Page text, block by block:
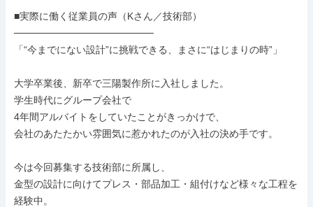
■実際に働く従業員の声（Kさん／技術部）
────────────────────
「“今までにない設計”に挑戦できる、まさに“はじまりの時”」
大学卒業後、新卒で三陽製作所に入社しました。
学生時代にグループ会社で
4年間アルバイトをしていたことがきっかけで、
会社のあたたかい雰囲気に惹かれたのが入社の決め手です。
今は今回募集する技術部に所属し、
金型の設計に向けてプレス・部品加工・組付けなど様々な工程を
経験中。